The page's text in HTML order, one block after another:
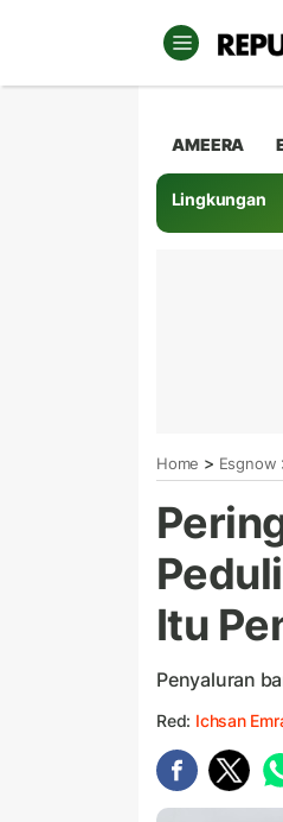
AMEERA
Lingkungan
Home > Esgnow
Itu
Penyaluran
Red: Ichsan